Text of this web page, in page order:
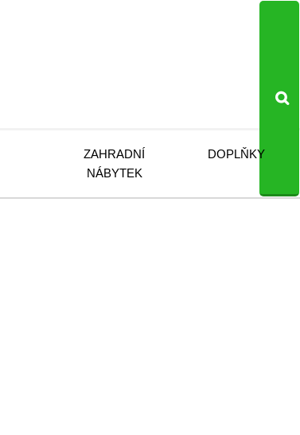
ZAHRADNÍ
NÁBYTEK
DOPLŇKY